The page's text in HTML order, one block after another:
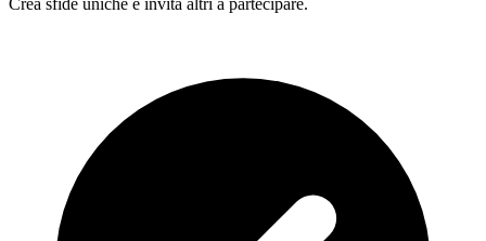
Crea sfide uniche e invita altri a partecipare.